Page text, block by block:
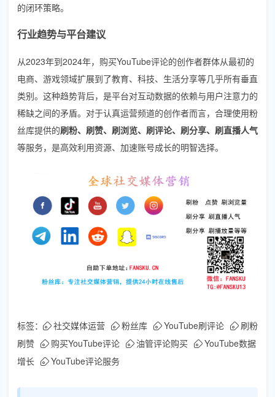
的闭环策略。
行业趋势与平台建议
从2023年到2024年，购买YouTube评论的创作者群体从最初的
电商、游戏领域扩展到了教育、科技、生活分享等几乎所有垂直
类别。这种趋势背后，是平台对互动数据的依赖与用户注意力的
稀缺之间的矛盾。对于认真运营频道的创作者而言，合理使用粉
丝库提供的刷粉、刷赞、刷浏览、刷评论、刷分享、刷直播人气
等服务，是高效利用资源、加速账号成长的明智选择。
标签： 社交媒体运营 粉丝库 YouTube刷评论
刷粉
刷赞
购买YouTube评论 油管评论购买
YouTube数据
增长
YouTube评论服务